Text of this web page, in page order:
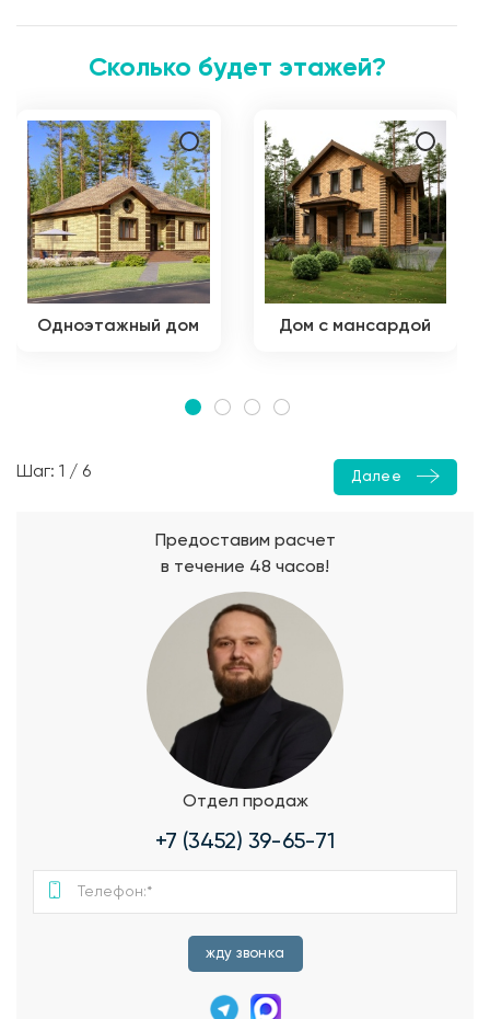
Сколько будет этажей?
Одноэтажный дом Дом с мансардой
Шаг: 1 / 6 Далее
Предоставим расчет
в течение 48 часов!
Отдел продаж
+7 (3452) 39-65-71
жду звонка